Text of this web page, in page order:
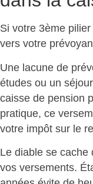
Si votre 3ème
vers votre
Une lacune de
études ou un
caisse de pension
pratique, ce
votre impôt sur le
Le diable se cache
vos versements.